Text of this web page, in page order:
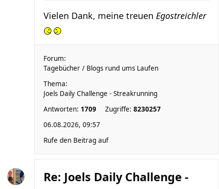
Vielen Dank, meine treuen Egostreichler
Forum:
Tagebücher / Blogs rund ums Laufen
Thema:
Joels Daily Challenge - Streakrunning
Antworten: 1709 Zugriffe: 8230257
06.08.2026, 09:57
Rufe den Beitrag auf
Re: Joels Daily Challenge -